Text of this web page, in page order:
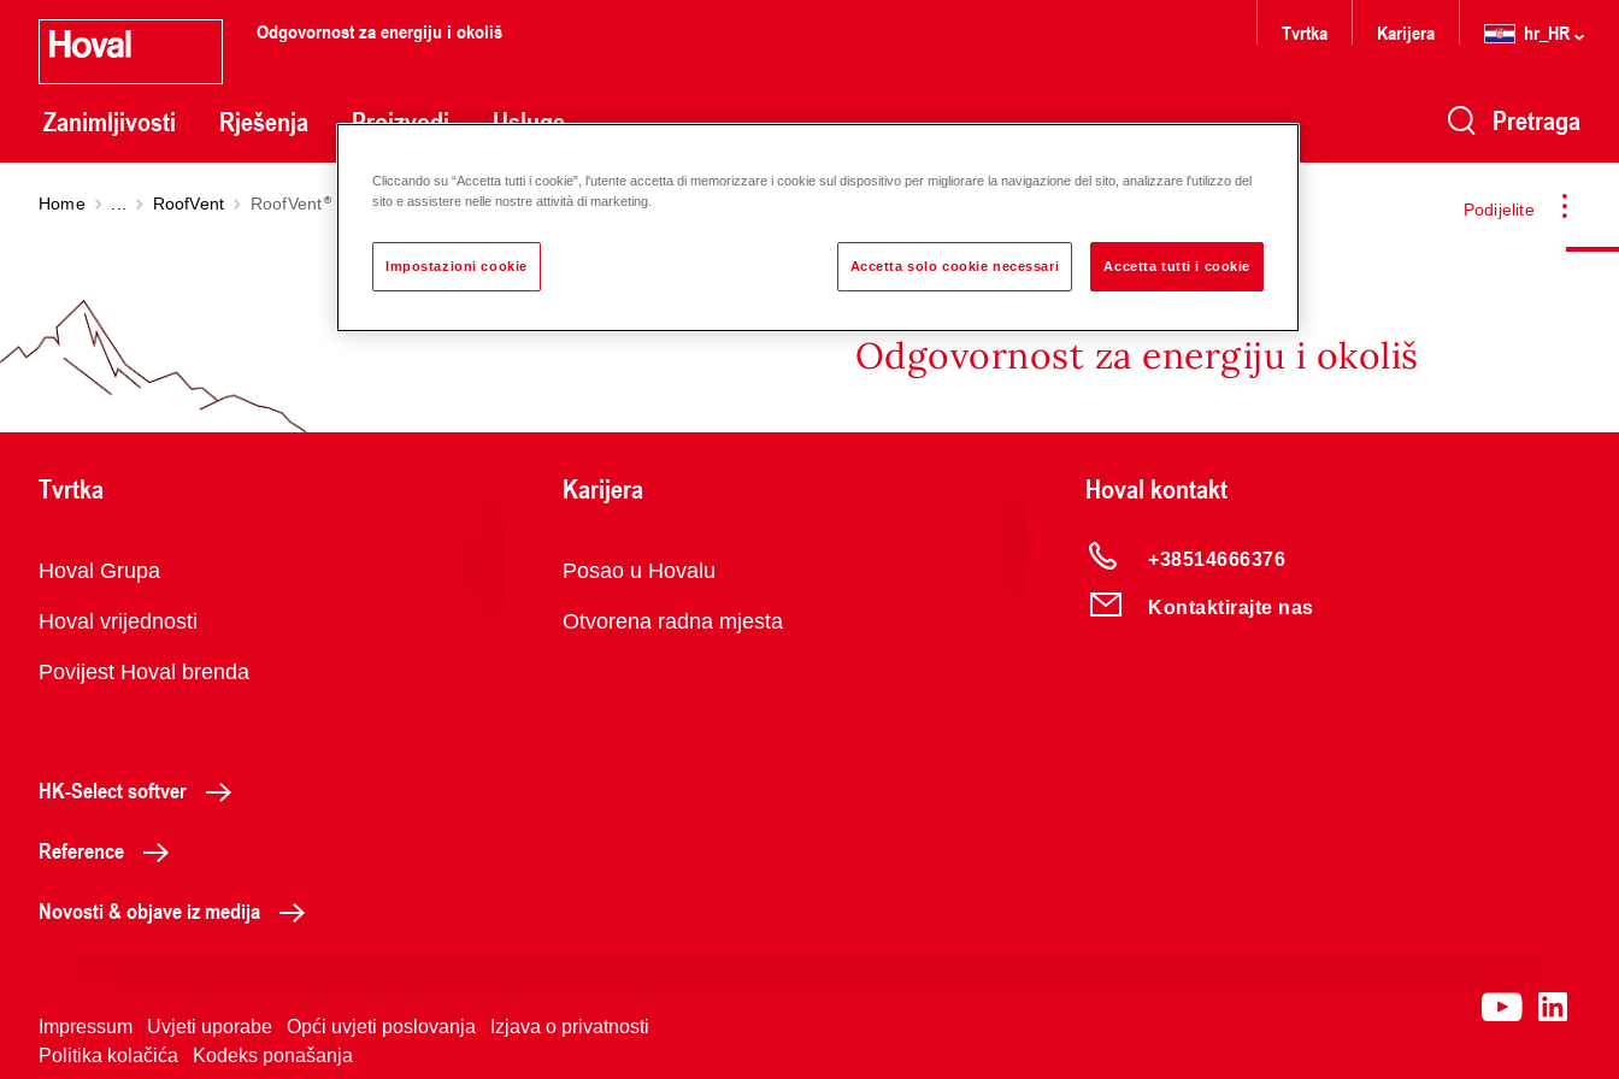
Odgovornost za energiju i okoliš
Zanimljivosti Rješenja Proizvodi Usluge
Tvrtka Karijera hr_HR
Pretraga
Podijelite
Home RoofVent RoofVent
Odgovornost za energiju i okoliš
Tvrtka
Pregled
Hoval Grupa
Hoval vrijednosti
Povijest Hoval brenda
Karijera
Pregled
Posao u Hovalu
Otvorena radna mjesta
Hoval kontakt
+38514666376
Kontaktirajte nas
HK-Select softver
Reference
Novosti & objave iz medija
Impressum Uvjeti uporabe Opći uvjeti poslovanja
Izjava o privatnosti
Politika kolačića
Kodeks ponašanja
Cliccando su “Accetta tutti i cookie”, l'utente accetta di memorizzare i cookie sul dispositivo per migliorare la navigazione del sito, analizzare l'utilizzo del
sito e assistere nelle nostre attività di marketing.
Impostazioni cookie Accetta solo cookie necessari Accetta tutti i cookie